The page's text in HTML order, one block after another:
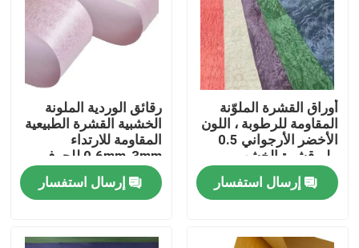
أوراق القشرة الملوّنة
المقاومة للرطوبة ، اللون
الأخضر الأرجواني 0.5
ملم قشرة الخشب
إرسال استفسار
رقائق الوردية الملونة
الخشبية القشرة الطبيعية
المقاومة للارتداء
0.6mm-3mm للحرف
إرسال استفسار